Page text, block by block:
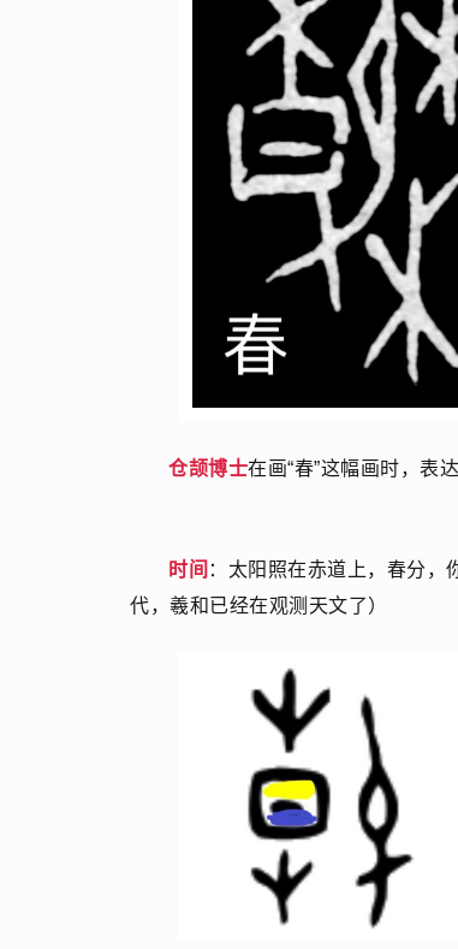
仓颉博士在画“春”这幅画时，表
时间 ：太阳照在赤道上，春分，
代，羲和已经在观测天文了）